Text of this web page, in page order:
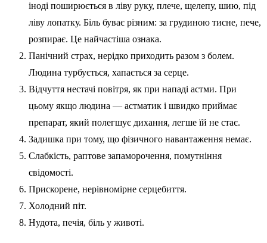
іноді поширюється в ліву руку, плече, щелепу, шию, під
ліву лопатку. Біль буває різним: за грудиною тисне, пече,
розпирає. Це найчастіша ознака.
Панічний страх, нерідко приходить разом з болем.
Людина турбується, хапається за серце.
Відчуття нестачі повітря, як при нападі астми. При
цьому якщо людина — астматик і швидко приймає
препарат, який полегшує дихання, легше їй не стає.
Задишка при тому, що фізичного навантаження немає.
Слабкість, раптове запаморочення, помутніння
свідомості.
Прискорене, нерівномірне серцебиття.
Холодний піт.
Нудота, печія, біль у животі.